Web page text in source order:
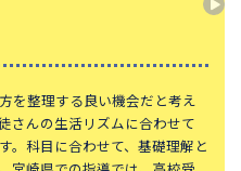
山手学院中学校
城北中学校
大宮開成中学校
を整理する良い機会だと考え
さんの生活リズムに合わせて
。科目に合わせて、基礎理解と